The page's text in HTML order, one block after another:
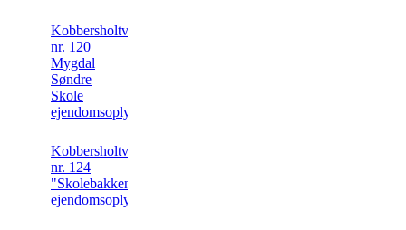
Kobbersholtvej
nr. 120
Mygdal
Søndre
Skole
ejendomsoplysning
Kobbersholtvej
nr. 124
"Skolebakken"
ejendomsoplysning